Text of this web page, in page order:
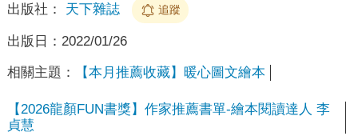
出版社： 天下雜誌 追蹤
出版日： 2022/01/26
相關主題： 【本月推薦收藏】暖心圖文繪本
【2026龍顏FUN書獎】作家推薦書單-繪本閱讀達人 李
貞慧